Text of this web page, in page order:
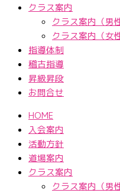
クラス案内
クラス案内（男
クラス案内（女
指導体制
稽古指導
昇級昇段
お問合せ
HOME
入会案内
活動方針
道場案内
クラス案内
クラス案内（男